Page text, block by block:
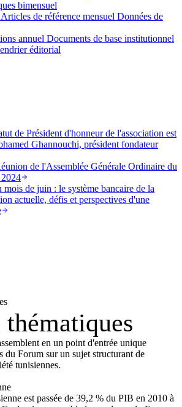
bimensuel
Articles de référence mensuel Données de
annuel Documents de base institutionnel
éditorial
de Président d'honneur de l'association est
Ghannouchi, président fondateur
de l'Assemblée Générale Ordinaire du
mois de juin : le système bancaire de la
actuelle, défis et perspectives d'une
thématiques
en un point d'entrée unique
du Forum sur un sujet structurant de
tunisiennes.
est passée de 39,2 % du PIB en 2010 à